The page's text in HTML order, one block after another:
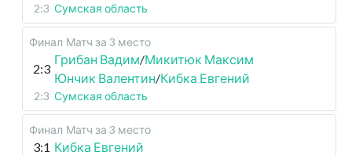
2:3 Сумская область
Финал Матч за 3 место
2:3
Грибан Вадим/Микитюк Максим
Юнчик Валентин/Кибка Евгений
2:3 Сумская область
Финал Матч за 3 место
3:1 Кибка Евгений